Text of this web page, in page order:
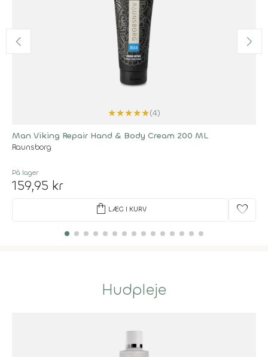
★★★★★(4)
Man Viking Repair Hand & Body Cream 200 ML
Raunsborg
På lager
159,95 kr
shopping_bag LÆG I KURV favorite
Hudpleje